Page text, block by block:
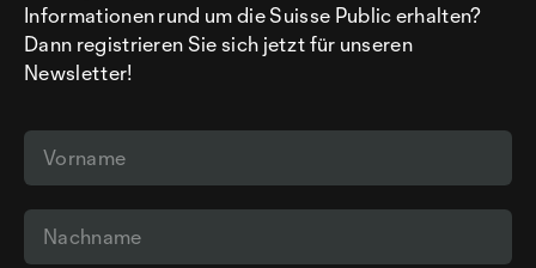
Informationen rund um die Suisse Public erhalten?
Dann registrieren Sie sich jetzt für unseren
Newsletter!